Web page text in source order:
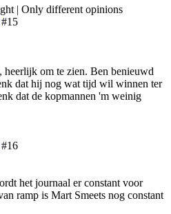
| Only different opinions
#15
om te zien. Ben benieuwd
dat hij nog wat tijd wil winnen ter
dat de kopmannen 'm weinig
#16
het journaal er constant voor
ramp is Mart Smeets nog constant